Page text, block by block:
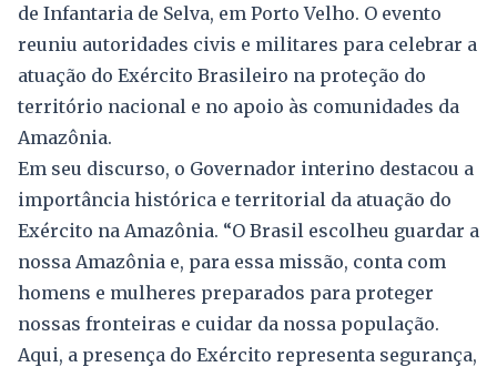
de Infantaria de Selva, em Porto Velho. O evento
reuniu autoridades civis e militares para celebrar a
atuação do Exército Brasileiro na proteção do
território nacional e no apoio às comunidades da
Amazônia.
Em seu discurso, o Governador interino destacou a
importância histórica e territorial da atuação do
Exército na Amazônia. “O Brasil escolheu guardar a
nossa Amazônia e, para essa missão, conta com
homens e mulheres preparados para proteger
nossas fronteiras e cuidar da nossa população.
Aqui, a presença do Exército representa segurança,